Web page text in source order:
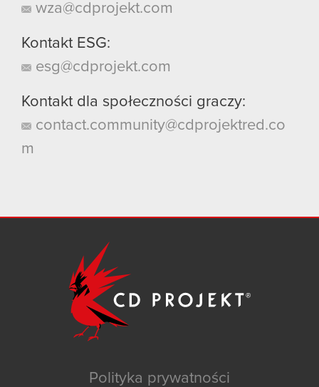
wza@cdprojekt.com
Kontakt ESG:
esg@cdprojekt.com
Kontakt dla społeczności graczy:
contact.community@cdprojektred.co
m
Polityka prywatności